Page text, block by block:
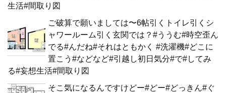
生活#間取り図
ご破算で願いましては〜6帖引くトイレ引くシ
ャワールーム引く玄関では？#ううむ#時空歪ん
でる#んだね#それはともかく #洗濯機#どこに
置こう#などなど#引越し初日気分#で#してみ
る#妄想生活#間取り図
そこ気になるんですけどー#どー#どっきん#ぐ